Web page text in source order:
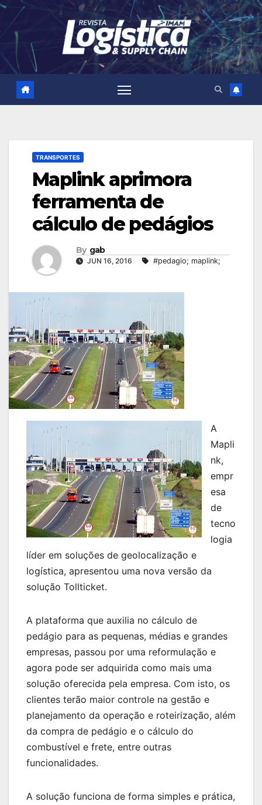
Skip
content
TRANSPORTES
Maplink aprimora
ferramenta de
cálculo de pedágios
By gab
JUN 16, 2016 #pedagio; maplink;
A
Mapli
nk,
empr
esa
de
tecno
logia
líder em soluções de geolocalização e
logística, apresentou uma nova versão da
solução Tollticket.
A plataforma que auxilia no cálculo de
pedágio para as pequenas, médias e grandes
empresas, passou por uma reformulação e
agora pode ser adquirida como mais uma
solução oferecida pela empresa. Com isto, os
clientes terão maior controle na gestão e
planejamento da operação e roteirização, além
da compra de pedágio e o cálculo do
combustível e frete, entre outras
funcionalidades.
A solução funciona de forma simples e prática,